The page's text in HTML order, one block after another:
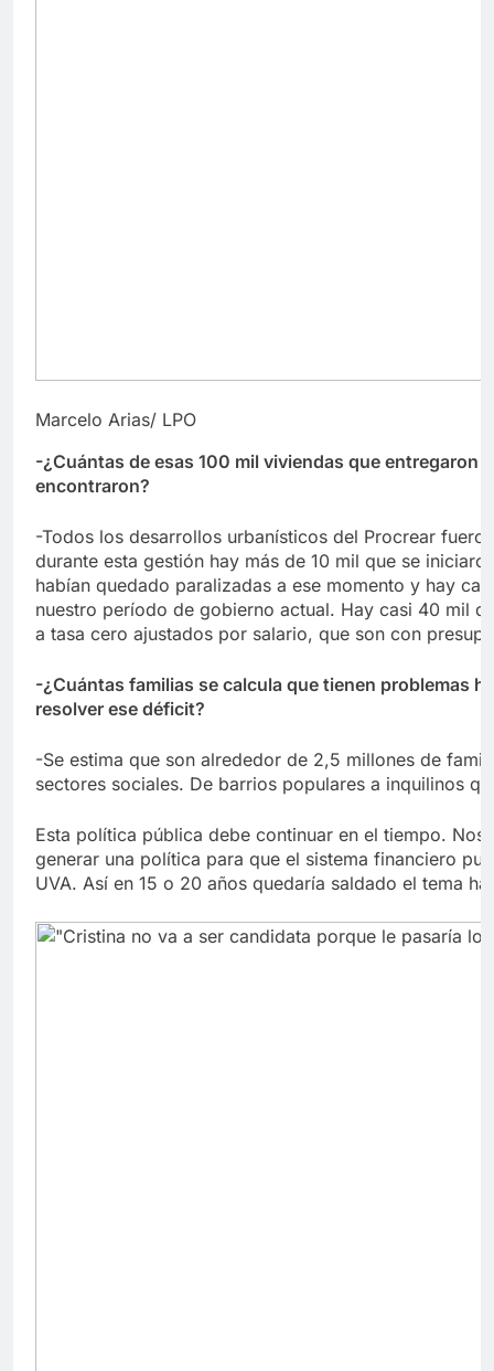
Marcelo Arias/ LPO
-¿Cuántas de esas 100 mil viviendas que entregaron
encontraron?
-Todos los desarrollos urbanísticos del Procrear
durante esta gestión hay más de 10 mil que se
habían quedado paralizadas a ese momento y hay
nuestro período de gobierno actual. Hay casi 40 mil
a tasa cero ajustados por salario, que son con
-¿Cuántas familias se calcula que tienen problemas
resolver ese déficit?
-Se estima que son alrededor de 2,5 millones de
sectores sociales. De barrios populares a inquilinos
Esta política pública debe continuar en el tiempo.
generar una política para que el sistema financiero
UVA. Así en 15 o 20 años quedaría saldado el tema